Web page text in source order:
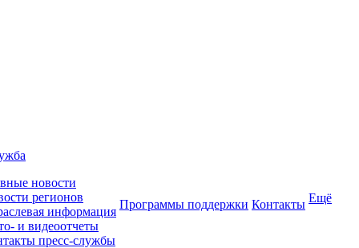
новости
регионов
информация
и видеоотчеты
пресс-службы
Программы поддержки Контакты Ещё